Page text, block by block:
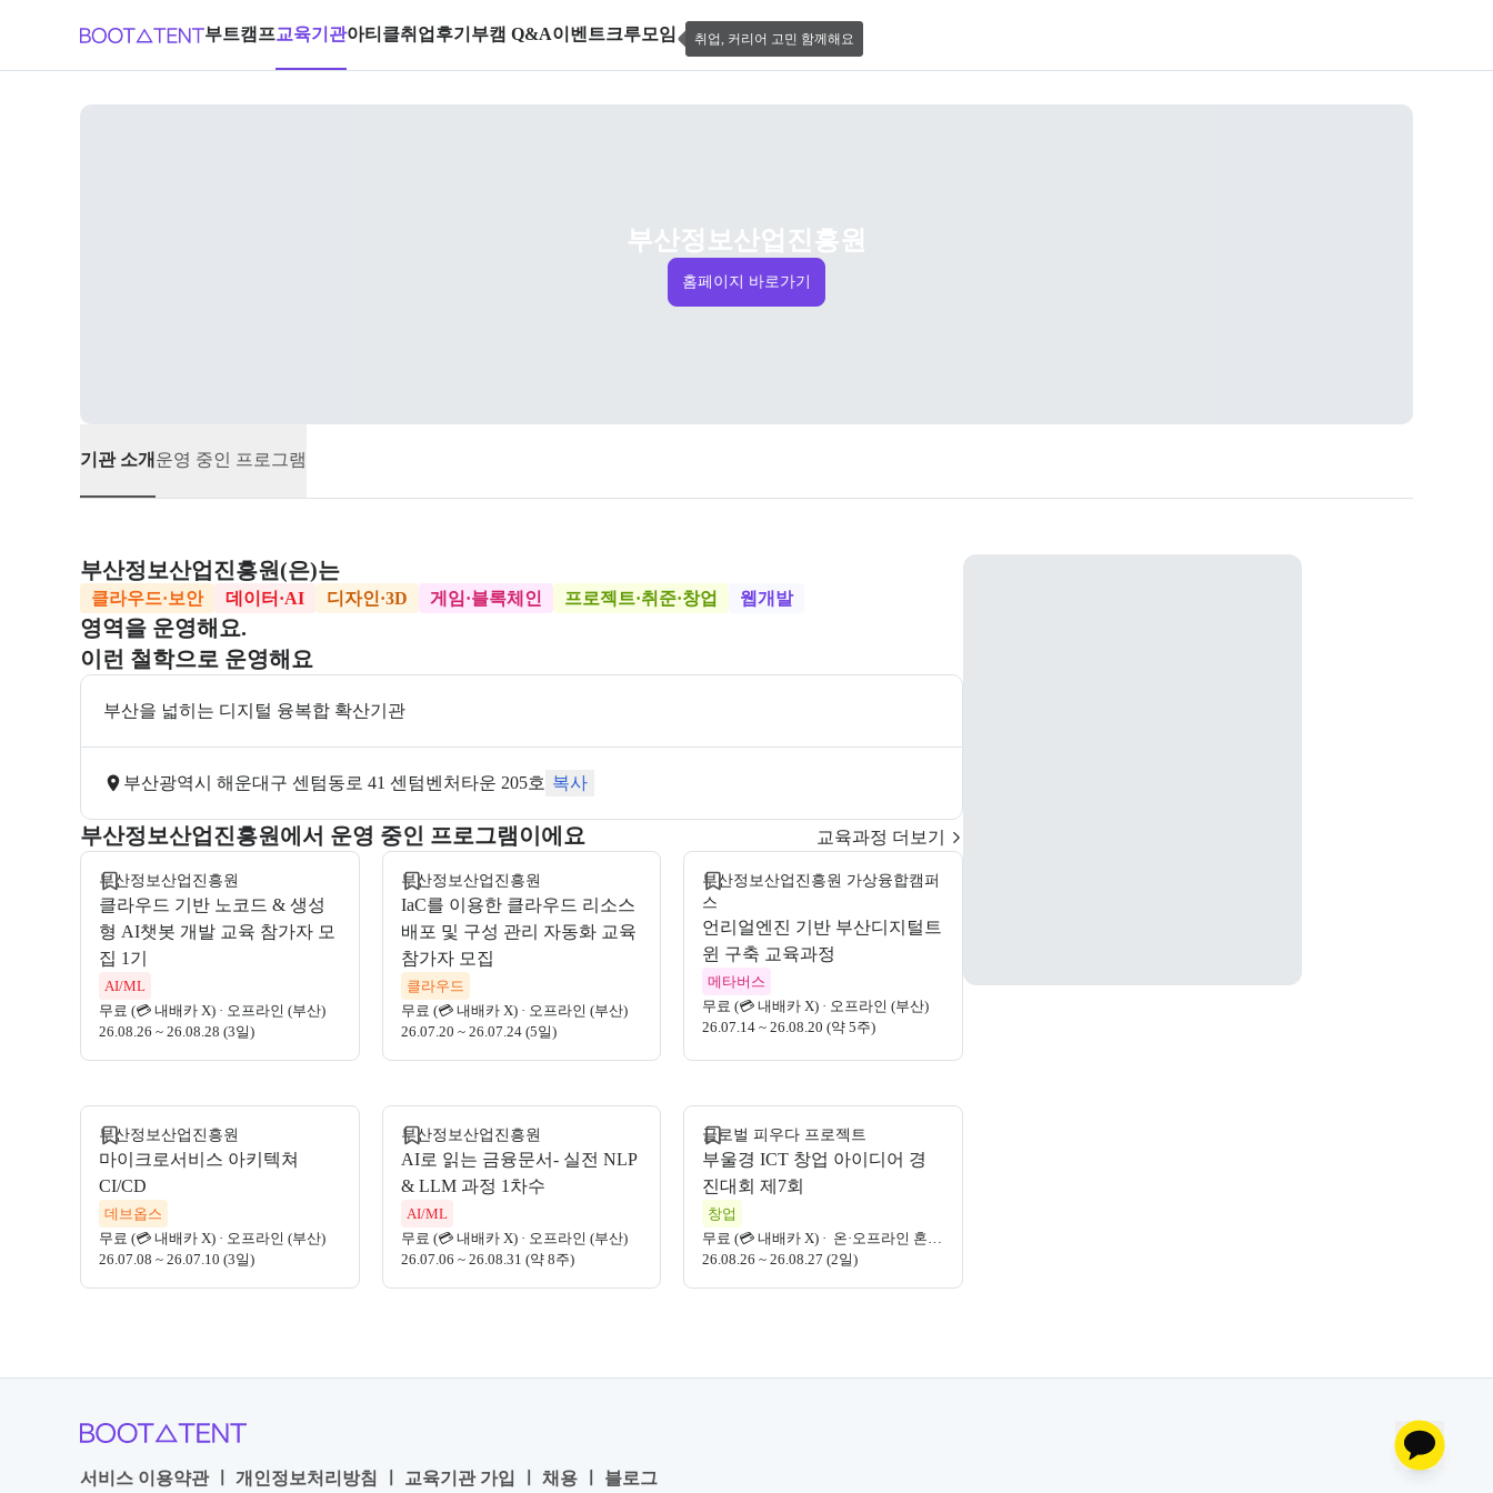
부트캠프교육기관아티클취업후기 부캠 Q&A이벤트크루모임 취업, 커리어 고민 함께해요
부산정보산업진흥원
홈페이지 바로가기
기관 소개 운영 중인 프로그램
부산정보산업진흥원 (은)는
클라우드·보안 데이터·AI 디자인·3D 게임·블록체인 프로젝트·취준·창업 웹개발
영역을 운영해요.
이런 철학으로 운영해요
부산을 넓히는 디지털 융복합 확산기관
부산광역시 해운대구 센텀동로 41 센텀벤처타운 205호 복사
부산정보산업진흥원에서 운영 중인 프로그램이에요 교육과정 더보기
부산정보산업진흥원
클라우드 기반 노코드 & 생성
형 AI챗봇 개발 교육 참가자 모
집 1기
AI/ML
무료 (💳 내배카 X) · 오프라인 (부산)
26.08.26 ~ 26.08.28 (3일)
모집 마감
부산정보산업진흥원
IaC를 이용한 클라우드 리소스
배포 및 구성 관리 자동화 교육
참가자 모집
클라우드
무료 (💳 내배카 X)· 오프라인 (부산)
26.07.20 ~ 26.07.24 (5일)
부산정보산업진흥원 가상융합캠퍼
스
언리얼엔진 기반 부산디지털트
윈 구축 교육과정
메타버스
무료 (💳 내배카 X) · 오프라인 (부산)
26.07.14 ~ 26.08.20 (약 5주)
부산정보산업진흥원
마이크로서비스 아키텍쳐
CI/CD
데브옵스
무료 (💳 내배카 X) · 오프라인 (부산)
26.07.08 ~ 26.07.10 (3일)
부산정보산업진흥원
AI로 읽는 금융문서- 실전 NLP
& LLM 과정 1차수
AI/ML
무료 (💳 내배카 X)· 오프라인 (부산)
26.07.06 ~ 26.08.31 (약 8주)
글로벌 피우다 프로젝트
부울경 ICT 창업 아이디어 경
진대회 제7회
창업
무료 (💳 내배카 X) · 온·오프라인 혼합 (부산, 울산, 경남)
26.08.26 ~ 26.08.27 (2일)
서비스 이용약관ㅣ 개인정보처리방침 교육기관 가입 채용 블로그